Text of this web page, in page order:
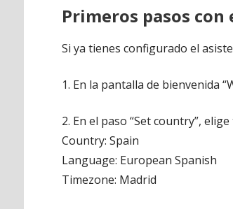
Primeros pasos
Si ya tienes configurado el
1. En la pantalla de bienvenida
2. En el paso “Set country”,
Country: Spain
Language: European Spanish
Timezone: Madrid